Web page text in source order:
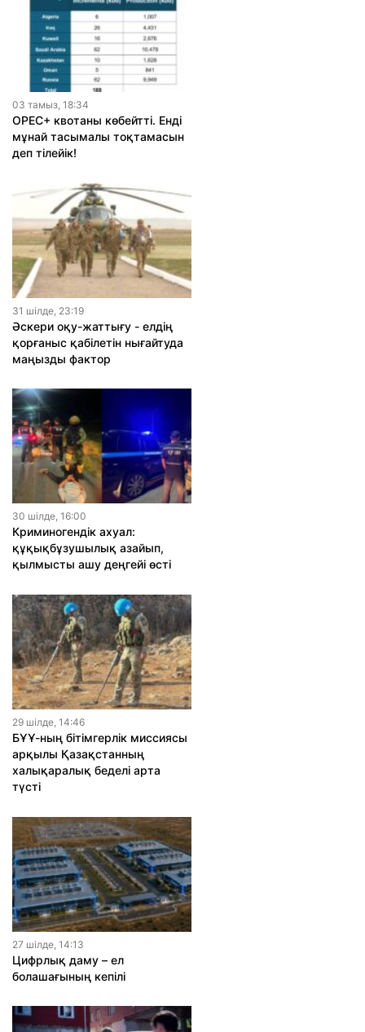
03 тамыз, 18:34
OPEC+ квотаны көбейтті. Енді
мұнай тасымалы тоқтамасын
деп тілейік!
31 шiлде, 23:19
Әскери оқу-жаттығу - елдің
қорғаныс қабілетін нығайтуда
маңызды фактор
30 шiлде, 16:00
Криминогендік ахуал:
құқықбұзушылық азайып,
қылмысты ашу деңгейі өсті
29 шiлде, 14:46
БҰҰ-ның бітімгерлік миссиясы
арқылы Қазақстанның
халықаралық беделі арта
түсті
27 шiлде, 14:13
Цифрлық даму – ел
болашағының кепілі